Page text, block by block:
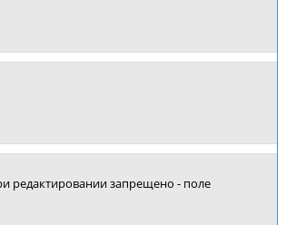
редактировании запрещено - поле